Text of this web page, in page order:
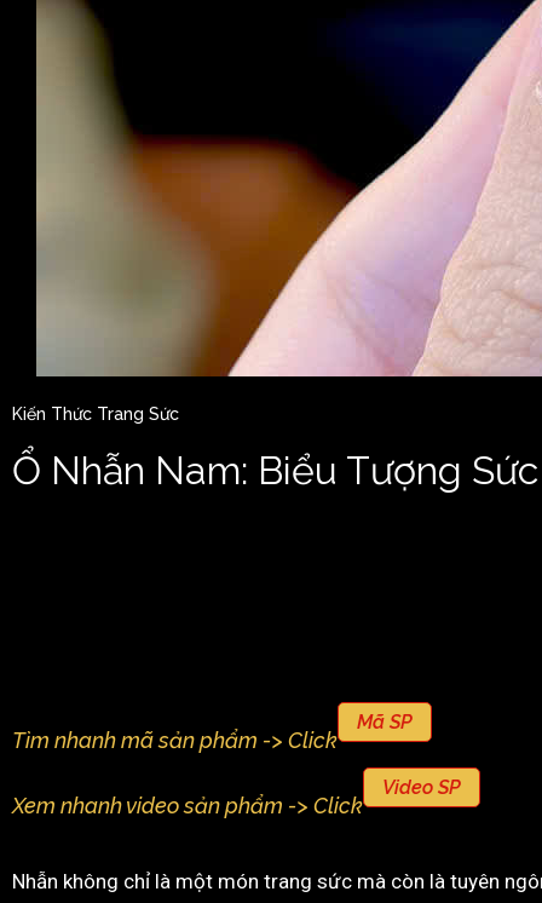
Kiến Thức Trang Sức
Ổ Nhẫn Nam: Biểu Tượng
Tìm nhanh mã sản phẩm -> Click
Mã SP
Xem nhanh video sản phẩm -> Click
Video SP
Nhẫn không chỉ là một món trang sức mà còn là tuyên